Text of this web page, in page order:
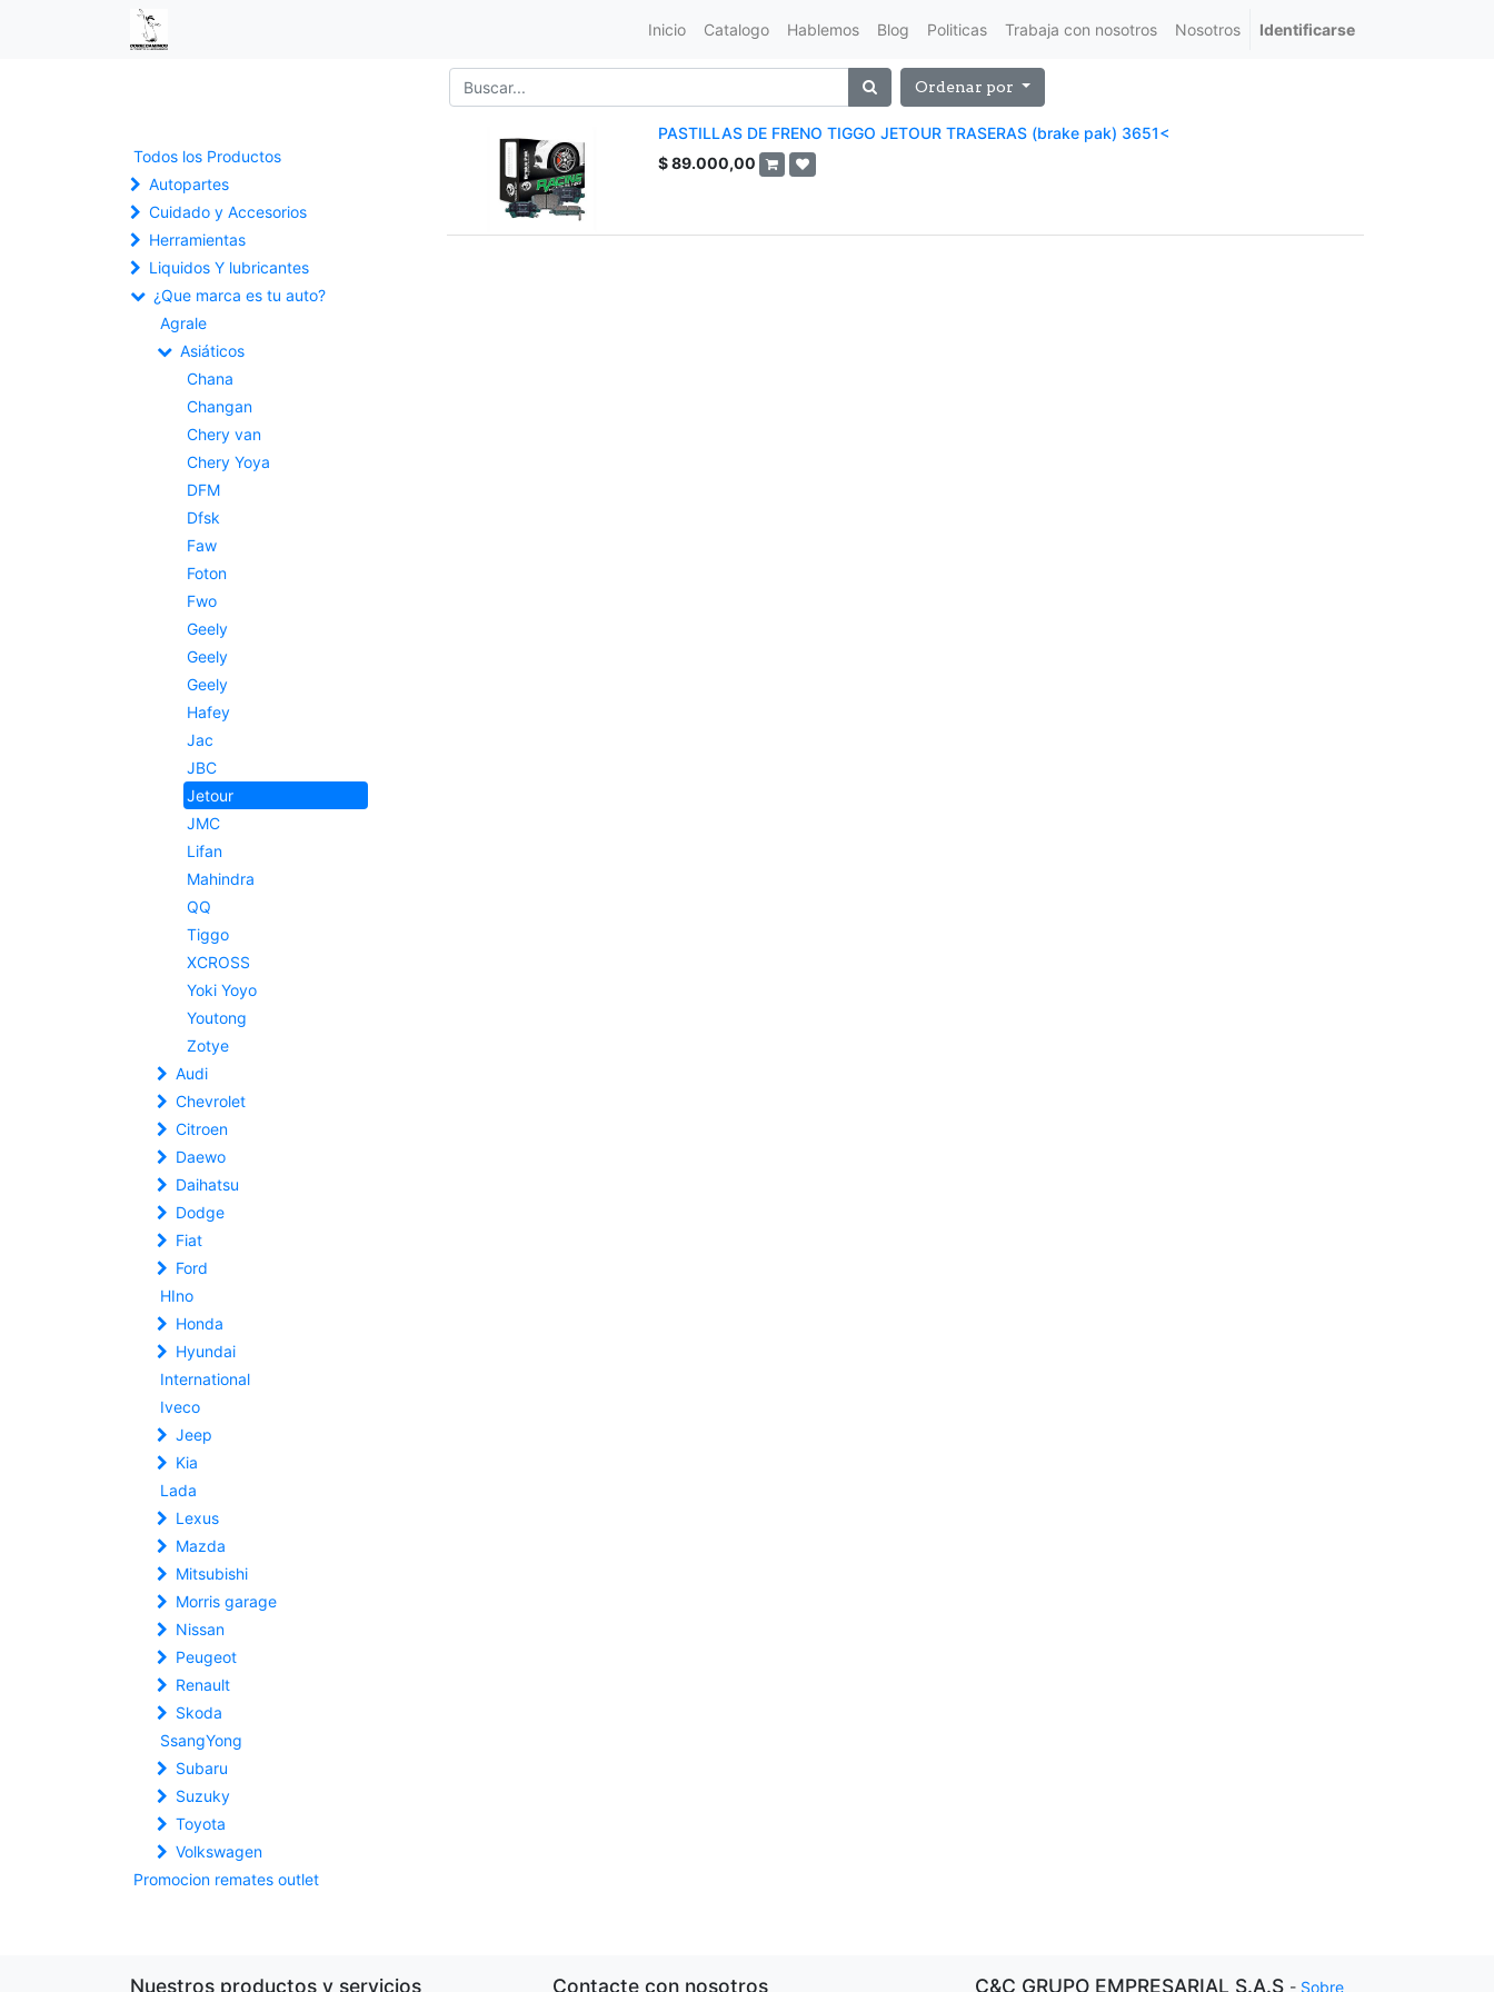
Inicio Catalogo Hablemos Blog Politicas Trabaja con nosotros Nosotros Identificarse
Ordenar por
Todos los Productos
Autopartes
Cuidado y Accesorios
Herramientas
Liquidos Y lubricantes
¿Que marca es tu auto?
Agrale
Asiáticos
Chana
Changan
Chery van
Chery Yoya
DFM
Dfsk
Faw
Foton
Fwo
Geely
Geely
Geely
Hafey
Jac
JBC
Jetour
JMC
Lifan
Mahindra
QQ
Tiggo
XCROSS
Yoki Yoyo
Youtong
Zotye
Audi
Chevrolet
Citroen
Daewo
Daihatsu
Dodge
Fiat
Ford
HIno
Honda
Hyundai
International
Iveco
Jeep
Kia
Lada
Lexus
Mazda
Mitsubishi
Morris garage
Nissan
Peugeot
Renault
Skoda
SsangYong
Subaru
Suzuky
Toyota
Volkswagen
Promocion remates outlet
PASTILLAS DE FRENO TIGGO JETOUR TRASERAS (brake pak) 3651<
$89.000,00
Nuestros productos y servicios Contacte con nosotros C&C GRUPO EMPRESARIAL S.A.S - Sobre